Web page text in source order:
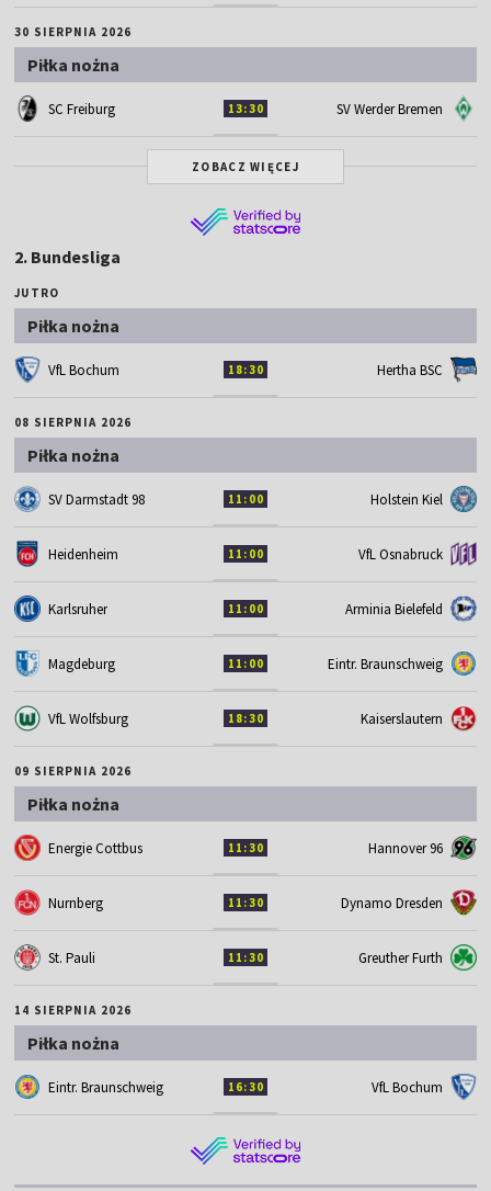
30 SIERPNIA 2026
Piłka nożna
SC Freiburg 13:30 SV Werder Bremen
ZOBACZ WIĘCEJ
2. Bundesliga
JUTRO
Piłka nożna
VfL Bochum 18:30 Hertha BSC
08 SIERPNIA 2026
Piłka nożna
SV Darmstadt 98 11:00 Holstein Kiel
Heidenheim 11:00 VfL Osnabruck
Karlsruher 11:00 Arminia Bielefeld
Magdeburg 11:00 Eintr. Braunschweig
VfL Wolfsburg 18:30 Kaiserslautern
09 SIERPNIA 2026
Piłka nożna
Energie Cottbus 11:30 Hannover 96
Nurnberg 11:30 Dynamo Dresden
St. Pauli 11:30 Greuther Furth
14 SIERPNIA 2026
Piłka nożna
Eintr. Braunschweig 16:30 VfL Bochum